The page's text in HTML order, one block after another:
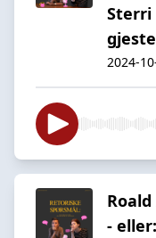
Sterri
2024-
-